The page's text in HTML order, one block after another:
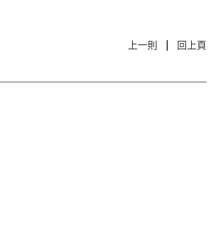
上一則 回上頁